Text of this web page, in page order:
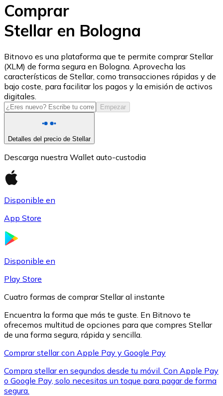
USD Coin
USDC
Litecoin
LTC
Comprar
Stellar en Bologna
Bitnovo es una plataforma que te permite comprar Stellar
(XLM) de forma segura en Bologna. Aprovecha las
características de Stellar, como transacciones rápidas y de
bajo coste, para facilitar los pagos y la emisión de activos
digitales.
Empezar
Detalles del precio de Stellar
Descarga nuestra Wallet auto-custodia
Disponible en
App Store
Disponible en
Play Store
Cuatro formas de comprar Stellar al instante
Encuentra la forma que más te guste. En Bitnovo te
ofrecemos multitud de opciones para que compres Stellar
de una forma segura, rápida y sencilla.
Comprar stellar con Apple Pay y Google Pay
Compra stellar en segundos desde tu móvil. Con Apple Pay
o Google Pay, solo necesitas un toque para pagar de forma
segura.